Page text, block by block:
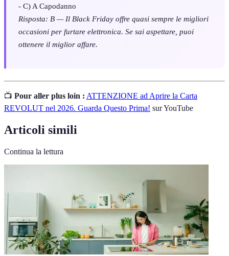
- C) A Capodanno
Risposta: B — Il Black Friday offre quasi sempre le migliori
occasioni per furtare elettronica. Se sai aspettare, puoi
ottenere il miglior affare.
📺 Pour aller plus loin : ATTENZIONE ad Aprire la Carta
REVOLUT nel 2026. Guarda Questo Prima! sur YouTube
Articoli simili
Continua la lettura